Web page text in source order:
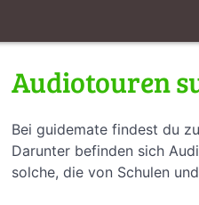
Audiotouren
Bei guidemate findest du
Darunter befinden sich
solche, die von Schulen